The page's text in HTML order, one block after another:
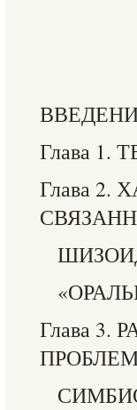
Глава
Глава
Глава 3.